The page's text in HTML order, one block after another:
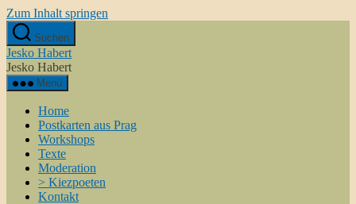
Zum Inhalt springen
Suchen
Jesko Habert
Jesko Habert
Menü
Home
Postkarten aus Prag
Workshops
Texte
Moderation
> Kiezpoeten
Kontakt